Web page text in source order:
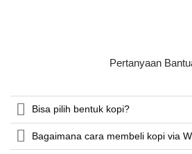
Pertanyaan
Bisa pilih bentuk kopi?
Bagaimana cara membeli kopi via